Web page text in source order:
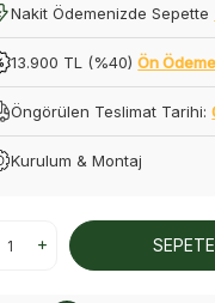
Nakit Ödemenizde Sepette
13.900 TL (%40)Ön Ödeme
Öngörülen Teslimat Tarihi:
Kurulum & Montaj